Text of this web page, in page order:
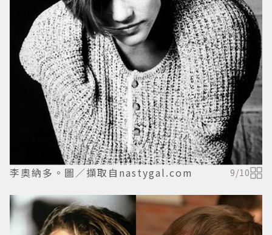
李奧納多。圖／擷取自nastygal.com 9/10